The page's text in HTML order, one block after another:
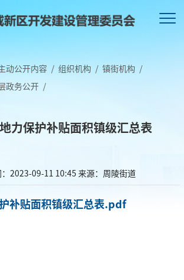
动公开内容 / 组织机构 / 镇街机构 /
政务公开 /
力保护补贴面积镇级汇总表
2023-09-11 10:45 来源：周陵街道
补贴面积镇级汇总表.pdf